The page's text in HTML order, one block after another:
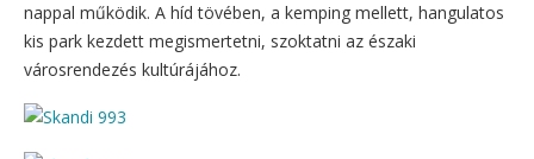
nappal működik. A híd tövében, a kemping mellett, hangulatos
kis park kezdett megismertetni, szoktatni az északi
városrendezés kultúrájához.